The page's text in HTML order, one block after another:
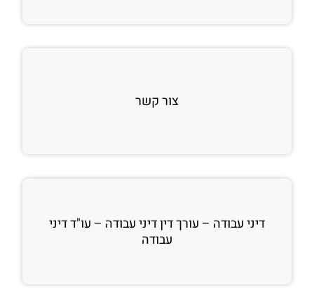
צור קשר
דיני עבודה – עורך דין דיני עבודה – עו"ד דיני
עבודה